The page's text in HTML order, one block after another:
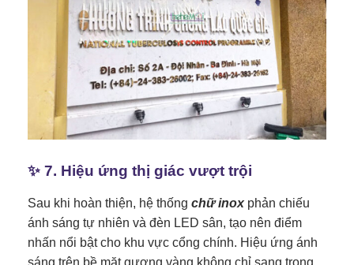
✨ 7. Hiệu ứng thị giác vượt trội
Sau khi hoàn thiện, hệ thống chữ inox phản chiếu
ánh sáng tự nhiên và đèn LED sân, tạo nên điểm
nhấn nổi bật cho khu vực cổng chính. Hiệu ứng ánh